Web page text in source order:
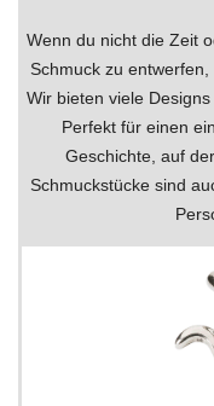
Wenn du nicht die Zeit
Schmuck zu
Wir bieten viele
Perfekt für einen
Geschichte, auf
Schmuckstücke sind